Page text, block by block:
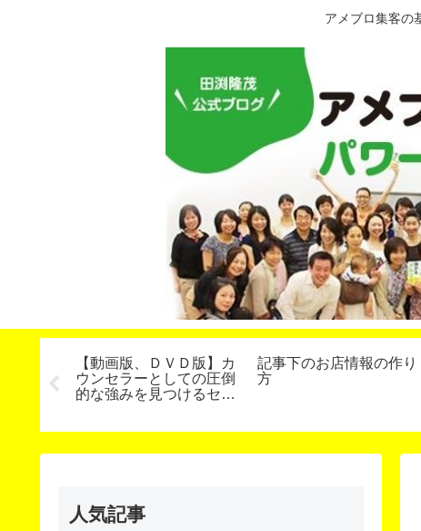
アメブロ集客の
ト対談
【動画版、ＤＶＤ版】カ
ウンセラーとしての圧倒
的な強みを見つけるセミ
記事下のお店情報の作り
方
人気記事